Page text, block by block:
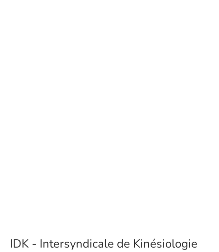
IDK - Intersyndicale de Kinésiologie